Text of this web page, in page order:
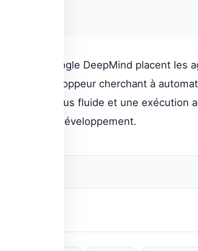
par Google DeepMind placent les
tout développeur cherchant à
intégration plus fluide et une exécution
projets de développement.